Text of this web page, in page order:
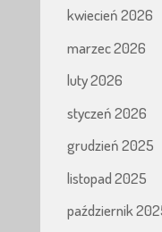
kwiecień 2026
marzec 2026
luty 2026
styczeń 2026
grudzień 2025
listopad 2025
październik